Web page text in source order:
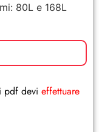
80L e 168L
pdf devi effettuare